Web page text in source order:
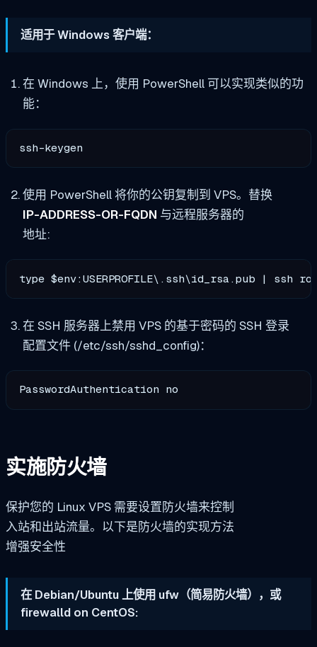
适用于 Windows 客户端：
在 Windows 上，使用 PowerShell 可以实现类似的功
能：
ssh-keygen
使用 PowerShell 将你的公钥复制到 VPS。替换
IP-ADDRESS-OR-FQDN 与远程服务器的
地址:
type $env:USERPROFILE\.ssh\id_rsa.pub | ssh
在 SSH 服务器上禁用 VPS 的基于密码的 SSH 登录
配置文件 (/etc/ssh/sshd_config)：
PasswordAuthentication no
实施防火墙
保护您的 Linux VPS 需要设置防火墙来控制
入站和出站流量。以下是防火墙的实现方法
增强安全性
在 Debian/Ubuntu 上使用 ufw（简易防火墙），或
firewalld on CentOS: